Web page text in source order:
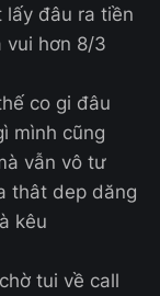
lấy đâu ra tiền
vui hơn 8/3
co gi đâu
mình cũng
vẫn vô tư
thât dep dăng
kêu
tui về call